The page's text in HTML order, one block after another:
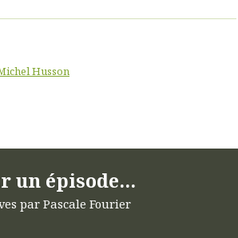
Husson
un épisode...
par Pascale Fourier